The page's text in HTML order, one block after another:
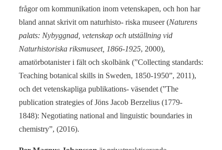
frågor om kommunikation inom vetenskapen, och hon har
bland annat skrivit om naturhisto- riska museer (Naturens
palats: Nybyggnad, vetenskap och utställning vid
Naturhistoriska riksmuseet, 1866-1925, 2000),
amatörbotanister i fält och skolbänk (”Collecting standards:
Teaching botanical skills in Sweden, 1850-1950”, 2011),
och det vetenskapliga publikations- väsendet (”The
publication strategies of Jöns Jacob Berzelius (1779-
1848): Negotiating national and linguistic boundaries in
chemistry”, (2016).